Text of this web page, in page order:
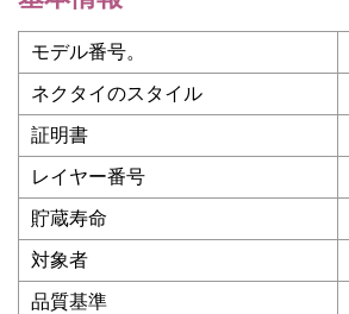
モデル番号。
ネクタイのスタイル
証明書
レイヤー番号
貯蔵寿命
対象者
品質基準